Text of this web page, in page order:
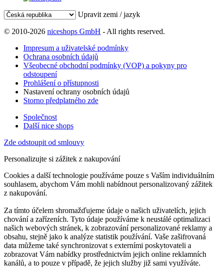
Upravit zemi / jazyk
© 2010-2026 niceshops GmbH - All rights reserved.
Impresum a uživatelské podmínky
Ochrana osobních údajů
Všeobecné obchodní podmínky (VOP) a pokyny pro
odstoupení
Prohlášení o přístupnosti
Nastavení ochrany osobních údajů
Storno předplatného zde
Společnost
Další nice shops
Zde odstoupit od smlouvy
Personalizujte si zážitek z nakupování
Cookies a další technologie používáme pouze s Vaším individuálním
souhlasem, abychom Vám mohli nabídnout personalizovaný zážitek
z nakupování.
Za tímto účelem shromažďujeme údaje o našich uživatelích, jejich
chování a zařízeních. Tyto údaje používáme k neustálé optimalizaci
našich webových stránek, k zobrazování personalizované reklamy a
obsahu, stejně jako k analýze statistik používání. Vaše zašifrovaná
data můžeme také synchronizovat s externími poskytovateli a
zobrazovat Vám nabídky prostřednictvím jejich online reklamních
kanálů, a to pouze v případě, že jejich služby již sami využíváte.